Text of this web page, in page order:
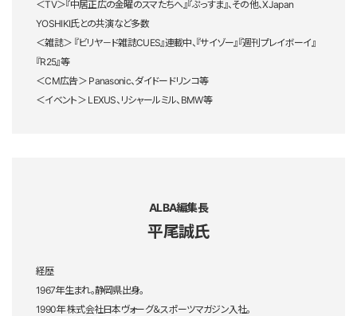
＜TV＞『中居正広の金曜のスマたちへ』『ぷっすま』、その他、XJapan
YOSHIKI氏との共演など多数
＜雑誌＞ 『ビリヤ－ド雑誌CUES』連載中、『サイゾー』『週刊プレイボーイ』
『R25』等
＜CM広告＞ Panasonic、ダイドードリンコ等
＜イベント＞ LEXUS、リシャールミル、BMW等
ALBA編集長
平尾誠氏
経歴
1967年生まれ。静岡県出身。
1990年 株式会社日本ヴォーグ＆スポーツマガジン入社。